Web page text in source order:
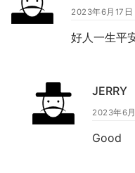
2023年6月17日
好人一生平
JERRY
2023年6
Good